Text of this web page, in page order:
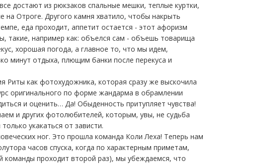
достают из рюкзаков спальные мешки, теплые куртки,
Отроге. Другого камня хватило, чтобы накрыть
еда проходит, аппетит остается - этот афоризм
такие, например как: объелся сам - объешь товарища
хорошая погода, а главное то, что мы идем,
минут отдыха, плющим банки после перекуса и
Риты как фотохудожника, которая сразу же выскочила
оригинального по форме жандарма в обрамлении
и оценить… Да! Обыденность притупляет чувства!
и других фотолюбителей, которым, увы, не судьба
укакаться от зависти.
ног. Это прошла команда Коли Леха! Теперь нам
часов спуска, когда по характерным приметам,
команды проходит второй раз), мы убеждаемся, что